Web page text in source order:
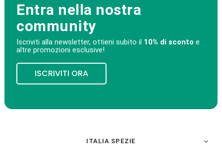
Entra nella nostra
community
Iscriviti alla newsletter, ottieni subito il 10% di sconto e
altre promozioni esclusive!
ISCRIVITI ORA
ITALIA SPEZIE 